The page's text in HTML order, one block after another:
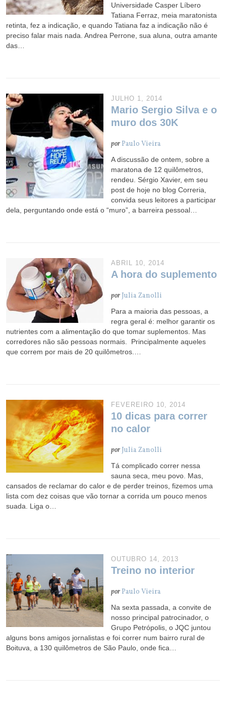
Universidade Casper Líbero
Tatiana Ferraz, meia maratonista
retinta, fez a indicação, e quando Tatiana faz a indicação não é
preciso falar mais nada. Andrea Perrone, sua aluna, outra amante
das…
JULHO 1, 2014
Mario Sergio Silva e o
muro dos 30K
porPaulo Vieira
A discussão de ontem, sobre a
maratona de 12 quilômetros,
rendeu. Sérgio Xavier, em seu
post de hoje no blog Correria,
convida seus leitores a participar
dela, perguntando onde está o “muro”, a barreira pessoal…
ABRIL 10, 2014
A hora do suplemento
porJulia Zanolli
Para a maioria das pessoas, a
regra geral é: melhor garantir os
nutrientes com a alimentação do que tomar suplementos. Mas
corredores não são pessoas normais. Principalmente aqueles
que correm por mais de 20 quilômetros.…
FEVEREIRO 10, 2014
10 dicas para correr
no calor
porJulia Zanolli
Tá complicado correr nessa
sauna seca, meu povo. Mas,
cansados de reclamar do calor e de perder treinos, fizemos uma
lista com dez coisas que vão tornar a corrida um pouco menos
suada. Liga o…
OUTUBRO 14, 2013
Treino no interior
porPaulo Vieira
Na sexta passada, a convite de
nosso principal patrocinador, o
Grupo Petrópolis, o JQC juntou
alguns bons amigos jornalistas e foi correr num bairro rural de
Boituva, a 130 quilômetros de São Paulo, onde fica…